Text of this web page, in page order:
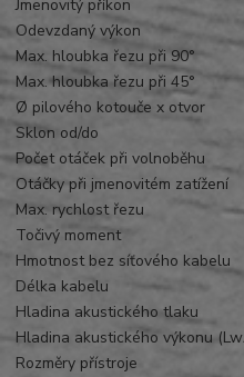
Jmenovitý příkon
Odevzdaný výkon
Max. hloubka řezu při 90°
Max. hloubka řezu při 45°
Ø pilového kotouče x otvor
Sklon od/do
Počet otáček při volnoběhu
Otáčky při jmenovitém zatížení
Max. rychlost řezu
Točivý moment
Hmotnost bez síťového kabelu
Délka kabelu
Hladina akustického tlaku
Hladina akustického výkonu
Rozměry přístroje